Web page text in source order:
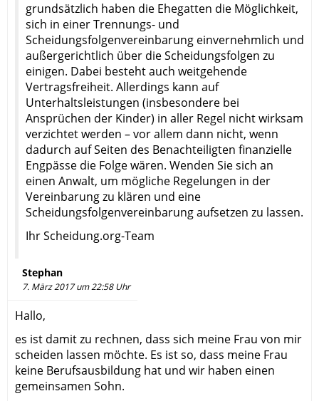
grundsätzlich haben die Ehegatten die Möglichkeit,
sich in einer Trennungs- und
Scheidungsfolgenvereinbarung einvernehmlich und
außergerichtlich über die Scheidungsfolgen zu
einigen. Dabei besteht auch weitgehende
Vertragsfreiheit. Allerdings kann auf
Unterhaltsleistungen (insbesondere bei
Ansprüchen der Kinder) in aller Regel nicht wirksam
verzichtet werden – vor allem dann nicht, wenn
dadurch auf Seiten des Benachteiligten finanzielle
Engpässe die Folge wären. Wenden Sie sich an
einen Anwalt, um mögliche Regelungen in der
Vereinbarung zu klären und eine
Scheidungsfolgenvereinbarung aufsetzen zu lassen.
Ihr Scheidung.org-Team
Stephan
7. März 2017 um 22:58 Uhr
Hallo,
es ist damit zu rechnen, dass sich meine Frau von mir
scheiden lassen möchte. Es ist so, dass meine Frau
keine Berufsausbildung hat und wir haben einen
gemeinsamen Sohn.